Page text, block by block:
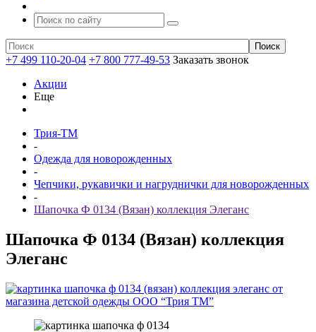
+7 499 110-20-04 +7 800 777-49-53 Заказать звонок
Акции
Еще
Трия-ТМ
-
Одежда для новорожденных
-
Чепчики, рукавички и нагруднички для новорожденных
-
Шапочка Ф 0134 (Вязан) коллекция Элеганс
Шапочка Ф 0134 (Вязан) коллекция
Элеганс